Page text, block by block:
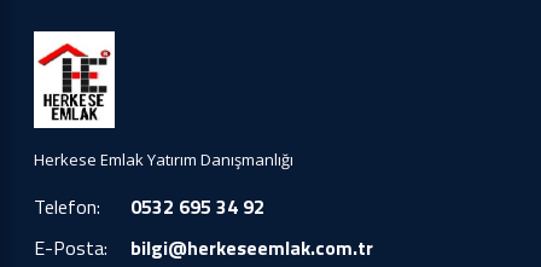
Herkese Emlak Yatırım Danışmanlığı
Telefon:
0532 695 34 92
E-Posta:
bilgi@herkeseemlak.com.tr